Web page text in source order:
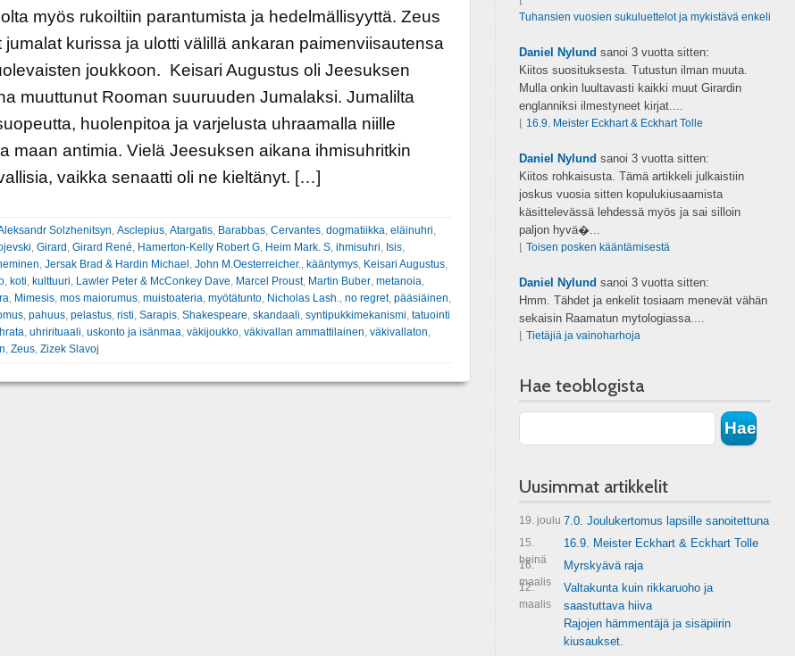
myös rukoiltiin parantumista ja hedelmällisyyttä. Zeus
jumalat kurissa ja ulotti välillä ankaran paimenviisautensa
joukkoon. Keisari Augustus oli Jeesuksen
muuttunut Rooman suuruuden Jumalaksi. Jumalilta
huolenpitoa ja varjelusta uhraamalla niille
maan antimia. Vielä Jeesuksen aikana ihmisuhritkin
vaikka senaatti oli ne kieltänyt. […]
Solzhenitsyn Asclepius, Atargatis, Barabbas, Cervantes, dogmatiikka eläinuhri
Girard Girard René Hamerton-Kelly Robert G, Heim Mark. S, ihmisuhri Isis,
Jersak Brad & Hardin Michael John M.Oesterreicher. kääntymys, Keisari Augustus,
, koti kulttuuri Lawler Peter & McConkey Dave Marcel Proust, Martin Buber, metanoia
Mimesis, mos maiorumus, muistoateria myötätunto, Nicholas Lash. no regret, pääsiäinen
, pahuus, pelastus, risti Sarapis, Shakespeare skandaali syntipukkimekanismi tatuointi
uhrirituaali uskonto ja isänmaa väkijoukko, väkivallan ammattilainen väkivallaton
Zeus, Zizek Slavoj
Tuhansien vuosien sukuluettelot ja mykistävä enkeli
Daniel Nylund sanoi 3 vuotta sitten:
Kiitos suosituksesta. Tutustun ilman muuta.
Mulla onkin luultavasti kaikki muut Girardin
englanniksi ilmestyneet kirjat....
16.9. Meister Eckhart & Eckhart Tolle
Daniel Nylund sanoi 3 vuotta sitten:
Kiitos rohkaisusta. Tämä artikkeli julkaistiin
joskus vuosia sitten kopulukiusaamista
käsittelevässä lehdessä myös ja sai silloin
paljon hyvä�...
Toisen posken kääntämisestä
Daniel Nylund sanoi 3 vuotta sitten:
Hmm. Tähdet ja enkelit tosiaam menevät vähän
sekaisin Raamatun mytologiassa....
Tietäjiä ja vainoharhoja
Hae teoblogista
Uusimmat artikkelit
19. joulu 7.0. Joulukertomus lapsille sanoitettuna
15.
heinä
16.9. Meister Eckhart & Eckhart Tolle
16.
maalis
Myrskyävä raja
12.
maalis
Valtakunta kuin rikkaruoho ja
saastuttava hiiva
Rajojen hämmentäjä ja sisäpiirin
kiusaukset.